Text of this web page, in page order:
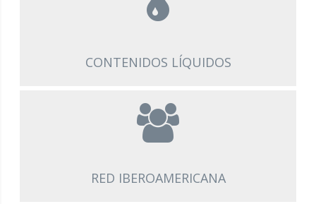
CONTENIDOS LÍQUIDOS
CONTENIDOS LÍQUIDOS
RED IBEROAMERICANA
RED IBEROAMERICANA